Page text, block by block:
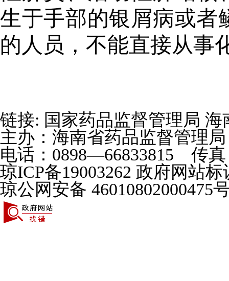
生于手部的银屑病或者
的人员，不能直接从事
链接: 国家药品监督管理局 海
主办：海南省药品监督管理
电话：0898—66833815 传真
琼ICP备19003262 政府网站标
琼公网安备